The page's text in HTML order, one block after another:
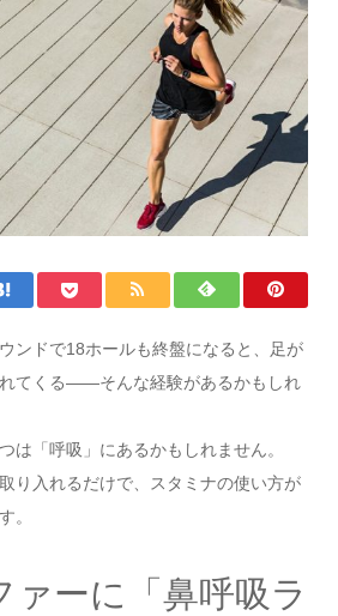
ンドで18ホールも終盤になると、足が
てくる——そんな経験があるかもしれ
は「呼吸」にあるかもしれません。
り入れるだけで、スタミナの使い方が
。
ァーに「鼻呼吸ラ